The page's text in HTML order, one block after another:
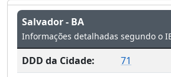
Salvador - BA
Informações detalhadas segundo o
DDD da Cidade:
71